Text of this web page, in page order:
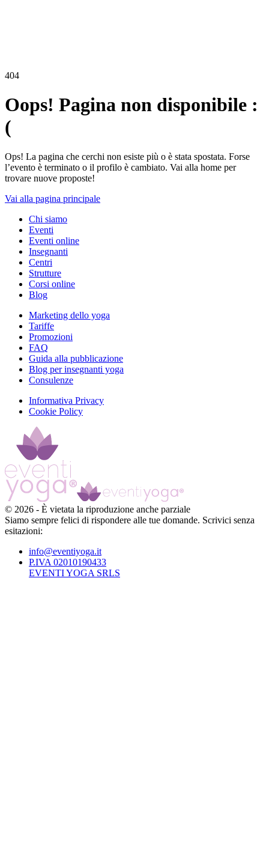
404
Oops! Pagina non disponibile :
(
Ops! La pagina che cerchi non esiste più o è stata spostata. Forse
l’evento è terminato o il profilo è cambiato. Vai alla home per
trovare nuove proposte!
Vai alla pagina principale
Chi siamo
Eventi
Eventi online
Insegnanti
Centri
Strutture
Corsi online
Blog
Marketing dello yoga
Tariffe
Promozioni
FAQ
Guida alla pubblicazione
Blog per insegnanti yoga
Consulenze
Informativa Privacy
Cookie Policy
© 2026 - È vietata la riproduzione anche parziale
Siamo sempre felici di rispondere alle tue domande. Scrivici senza
esitazioni:
info@eventiyoga.it
P.IVA 02010190433
EVENTI YOGA SRLS